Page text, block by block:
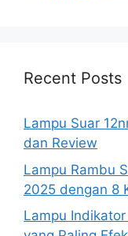
Recent Posts
Lampu Suar
dan Review
Lampu Rambu
2025 dengan 8
Lampu